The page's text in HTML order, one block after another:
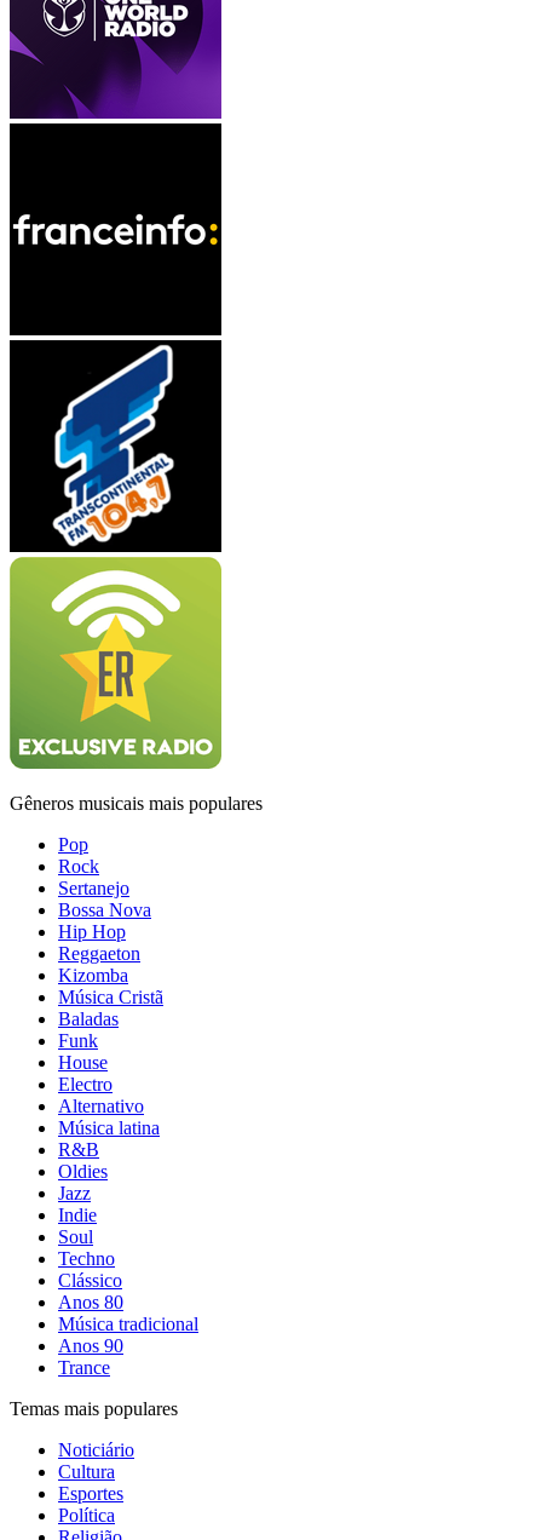
Gêneros musicais mais populares
Pop
Rock
Sertanejo
Bossa Nova
Hip Hop
Reggaeton
Kizomba
Música Cristã
Baladas
Funk
House
Electro
Alternativo
Música latina
R&B
Oldies
Jazz
Indie
Soul
Techno
Clássico
Anos 80
Música tradicional
Anos 90
Trance
Temas mais populares
Noticiário
Cultura
Esportes
Política